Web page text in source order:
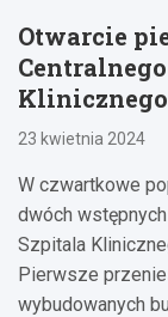
Otwarcie
23 kwietnia 2024
W czwartkowe
dwóch
Szpitala
Pierwsze
wybudowanych